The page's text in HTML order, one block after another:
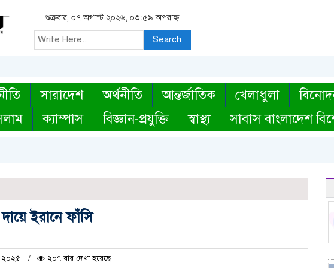
শুক্রবার, ০৭ অগাস্ট ২০২৬, ০৩:৫৯ অপরাহ্ন
Search
সারাদেশ অর্থনীতি আন্তর্জাতিক খেলাধুলা
ক্যাম্পাস বিজ্ঞান-প্রযুক্তি স্বাস্থ্য সাবাস বাংলাদেশ
ইরানে ফাঁসি
২০৭ বার দেখা হয়েছে